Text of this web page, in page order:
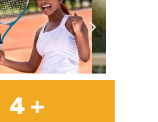
4 +